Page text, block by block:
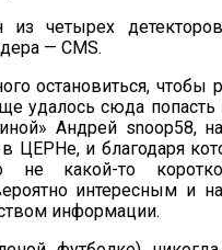
четырех
— CMS.
остановиться, чтобы
удалось сюда попасть
Андрей snoop58,
в ЦЕРНе, и благодаря
не какой-то
интересным и
информации.